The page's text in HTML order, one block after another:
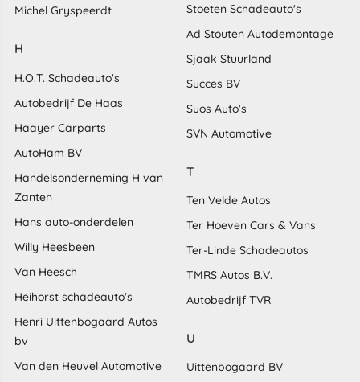
Michel Gryspeerdt
H
H.O.T. Schadeauto's
Autobedrijf De Haas
Haayer Carparts
AutoHam BV
Handelsonderneming H van
Zanten
Hans auto-onderdelen
Willy Heesbeen
Van Heesch
Heihorst schadeauto's
Henri Uittenbogaard Autos
bv
Van den Heuvel Automotive
Stoeten Schadeauto's
Ad Stouten Autodemontage
Sjaak Stuurland
Succes BV
Suos Auto's
SVN Automotive
T
Ten Velde Autos
Ter Hoeven Cars & Vans
Ter-Linde Schadeautos
TMRS Autos B.V.
Autobedrijf TVR
U
Uittenbogaard BV